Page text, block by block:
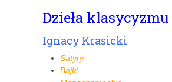
Dzieła klasycyzmu
Ignacy Krasicki
Satyry
Bajki